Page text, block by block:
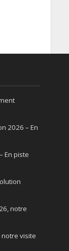
2026 – En
En piste
notre
visite